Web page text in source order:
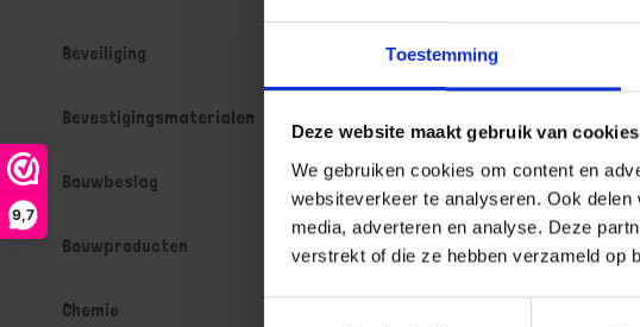
9,7
Toestemming
Deze website maakt gebruik van cookies
We gebruiken cookies om content en
websiteverkeer te analyseren. Ook
media, adverteren en analyse. Deze
verstrekt of die ze hebben verzameld op
Beveiliging
Bevestigingsmaterialen
Bouwbeslag
Bouwproducten
Chemie
Scharnier SKG**
Niet op voorraad, levertijd 1
werkdagen
Gtin:
Artikelnummer merk:
€ 49,37 incl. BTW
Prijs per Grootverpakking